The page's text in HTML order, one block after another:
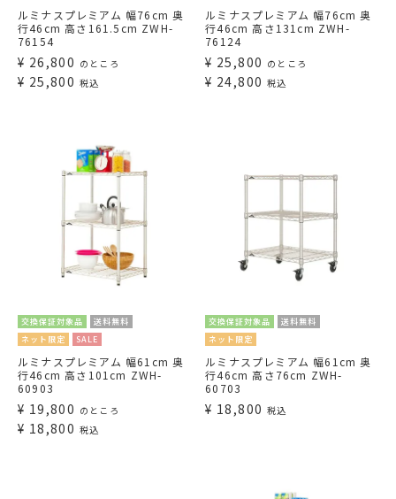
ルミナスプレミアム 幅76cm 奥
行46cm 高さ161.5cm ZWH-
76154
¥ 26,800 のところ
¥ 25,800 税込
ルミナスプレミアム 幅76cm 奥
行46cm 高さ131cm ZWH-
76124
¥ 25,800 のところ
¥ 24,800 税込
交換保証対象品
送料無料
ネット限定
SALE
ルミナスプレミアム 幅61cm 奥
行46cm 高さ101cm ZWH-
60903
¥ 19,800 のところ
¥ 18,800 税込
交換保証対象品
送料無料
ネット限定
ルミナスプレミアム 幅61cm 奥
行46cm 高さ76cm ZWH-
60703
¥ 18,800 税込